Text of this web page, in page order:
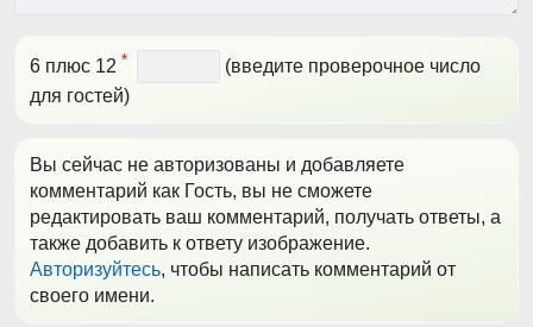
6 плюс 12 *
(введите проверочное число
для гостей)
Вы сейчас не авторизованы и добавляете
комментарий как Гость, вы не сможете
редактировать ваш комментарий, получать ответы, а
также добавить к ответу изображение.
Авторизуйтесь, чтобы написать комментарий от
своего имени.